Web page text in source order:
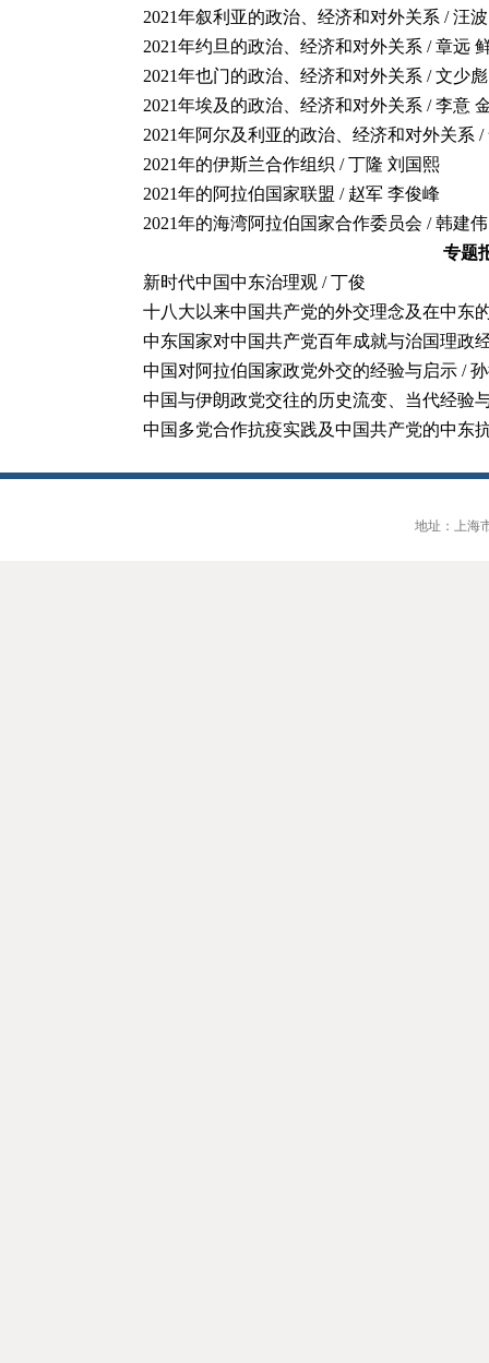
2021年叙利亚的政治、经济和对外关系 / 汪
2021年约旦的政治、经济和对外关系 / 章远
2021年也门的政治、经济和对外关系 / 文少彪
2021年埃及的政治、经济和对外关系 / 李意
2021年阿尔及利亚的政治、经济和对外关系 /
2021年的伊斯兰合作组织 / 丁隆 刘国熙
2021年的阿拉伯国家联盟 / 赵军 李俊峰
2021年的海湾阿拉伯国家合作委员会 / 韩建
专题
新时代中国中东治理观 / 丁俊
十八大以来中国共产党的外交理念及在中东
中东国家对中国共产党百年成就与治国理政
中国对阿拉伯国家政党外交的经验与启示 /
中国与伊朗政党交往的历史流变、当代经验
中国多党合作抗疫实践及中国共产党的中东
地址：上海